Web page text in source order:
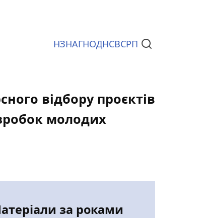
Документи
НЗНАГНОДНСВСРП
відбору проєктів
молодих
за роками